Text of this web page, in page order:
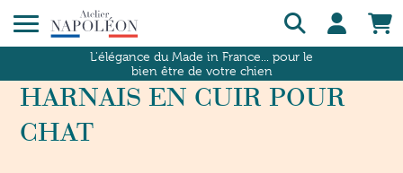
L'élégance du Made in France... pour le
bien être de votre chien
HARNAIS EN CUIR POUR
CHAT